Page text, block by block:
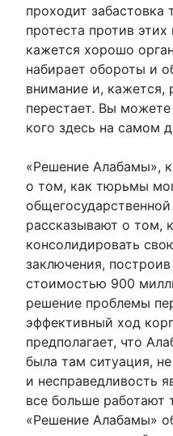
проходит
протеста против
кажется хорошо
набирает обороты и
внимание и, кажется,
перестает. Вы
кого здесь на самом
«Решение Алабамы»,
о том, как тюрьмы
рассказывают о том,
консолидировать
заключения,
стоимостью 900
решение проблемы
эффективный ход
предполагает, что
была там ситуация,
и несправедливость
все больше
«Решение Алабамы»